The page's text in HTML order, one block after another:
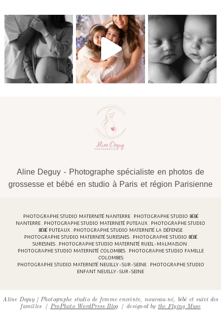
Post Comment
Aline Deguy - Photographe spécialiste en photos de
grossesse et bébé en studio à Paris et région Parisienne
PHOTOGRAPHE STUDIO MATERNITÉ NANTERRE . PHOTOGRAPHE STUDIO BÉBÉ
NANTERRE . PHOTOGRAPHE STUDIO MATERNITÉ PUTEAUX . PHOTOGRAPHE STUDIO
BÉBÉ PUTEAUX . PHOTOGRAPHE STUDIO MATERNITÉ LA DÉFENSE
PHOTOGRAPHE STUDIO MATERNITÉ SURESNES . PHOTOGRAPHE STUDIO BÉBÉ
SURESNES . PHOTOGRAPHE STUDIO MATERNITÉ RUEIL-MALMAISON .
PHOTOGRAPHE STUDIO MATERNITÉ COLOMBES . PHOTOGRAPHE STUDIO FAMILLE
COLOMBES
PHOTOGRAPHE STUDIO MATERNITÉ NEUILLY-SUR-SEINE . PHOTOGRAPHE STUDIO
ENFANT NEUILLY-SUR-SEINE
Aline Deguy | Photographe studio de femme enceinte, nouveau-né, bébé et suivi des
familles | ProPhoto WordPress Blog | designed by the Flying Muse